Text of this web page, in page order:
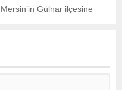
Mersin’in Gülnar ilçesine
yangın çıktı.